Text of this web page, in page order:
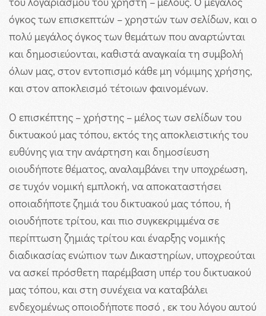
όγκος των επισκεπτών – χρηστών των σελίδων, και ο
πολύ μεγάλος όγκος των θεμάτων που αναρτώνται
και δημοσιεύονται, καθιστά αναγκαία τη συμβολή
όλων μας, στον εντοπισμό κάθε μη νόμιμης χρήσης,
και στον αποκλεισμό τέτοιων φαινομένων.
Ο επισκέπτης – χρήστης – μέλος των σελίδων του
δικτυακού μας τόπου, εκτός της αποκλειστικής του
ευθύνης για την ανάρτηση και δημοσίευση
οιουδήποτε θέματος, αναλαμβάνει την υποχρέωση,
σε τυχόν νομική εμπλοκή, να αποκαταστήσει
οποιαδήποτε ζημιά του δικτυακού μας τόπου, ή
οιουδήποτε τρίτου, και πιο συγκεκριμμένα σε
περίπτωση ζημιάς τρίτου και έναρξης νομικής
διαδικασίας ενώπιον των Δικαστηρίων, υποχρεούται
να ασκεί πρόσθετη παρέμβαση υπέρ του δικτυακού
μας τόπου, και στη συνέχεια να καταβάλει
ενδεχομένως οποιοδήποτε ποσό , εκ του λόγου αυτού